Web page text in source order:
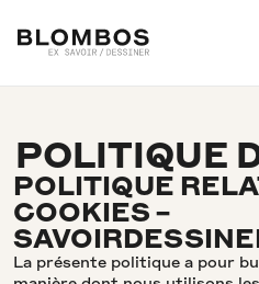
POLITIQUE
POLITIQUE
COOKIES –
La présente politique a pour